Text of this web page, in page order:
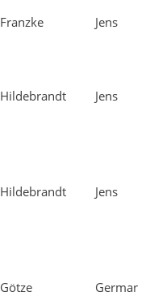
Franzke Jens
Hildebrandt Jens
Hildebrandt Jens
Götze Germar